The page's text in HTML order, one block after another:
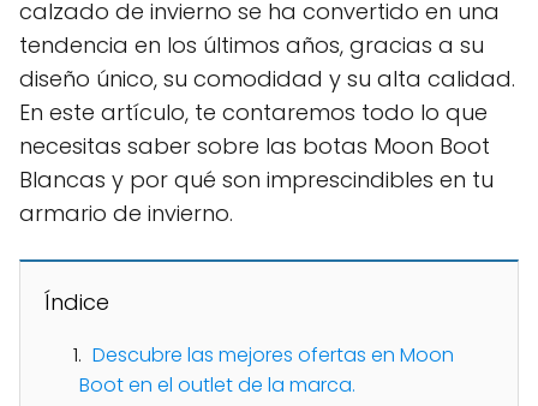
calzado de invierno se ha convertido en una
tendencia en los últimos años, gracias a su
diseño único, su comodidad y su alta calidad.
En este artículo, te contaremos todo lo que
necesitas saber sobre las botas Moon Boot
Blancas y por qué son imprescindibles en tu
armario de invierno.
Índice
Descubre las mejores ofertas en Moon
Boot en el outlet de la marca.